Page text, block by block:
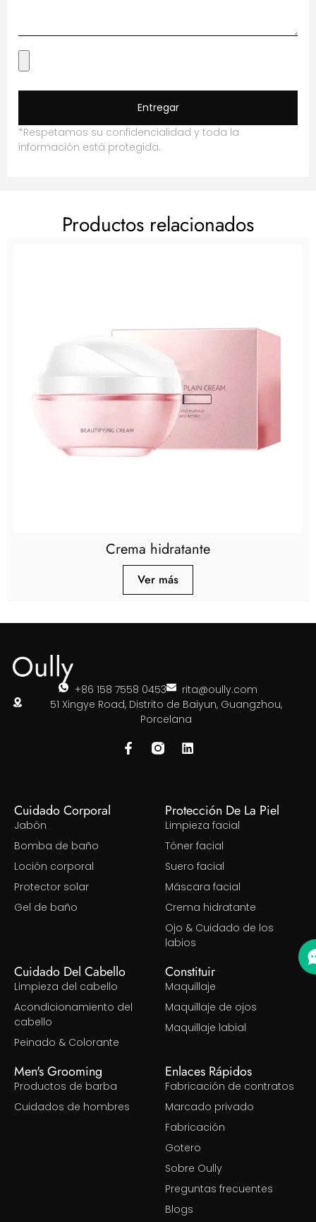
Entregar
*Respetamos su confidencialidad y toda la
información está protegida.
Productos relacionados
Crema hidratante
Ver más
+86 158 7558 0453
rita@oully.com
51 Xingye Road, Distrito de Baiyun, Guangzhou,
Porcelana
Cuidado Corporal
Jabón
Bomba de baño
Loción corporal
Protector solar
Gel de baño
Protección De La Piel
Limpieza facial
Tóner facial
Suero facial
Máscara facial
Crema hidratante
Ojo & Cuidado de los
labios
Cuidado Del Cabello
Limpieza del cabello
Acondicionamiento del
cabello
Peinado & Colorante
Constituir
Maquillaje
Maquillaje de ojos
Maquillaje labial
Men's Grooming
Productos de barba
Cuidados de hombres
Enlaces Rápidos
Fabricación de contratos
Marcado privado
Fabricación
Gotero
Sobre Oully
Preguntas frecuentes
Blogs